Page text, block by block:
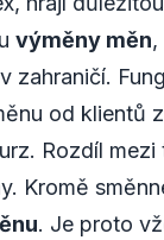
výměny měn,
zahraničí.
od klientů
Rozdíl
Kromě
. Je proto